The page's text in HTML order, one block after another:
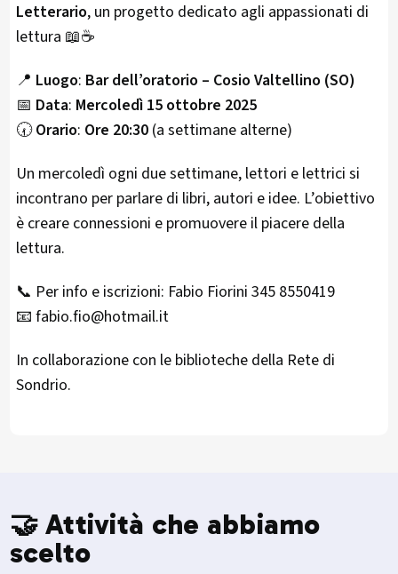
Letterario, un progetto dedicato agli appassionati di
lettura 📖☕
📍 Luogo: Bar dell’oratorio – Cosio Valtellino (SO)
📅 Data: Mercoledì 15 ottobre 2025
🕢Orario: Ore 20:30(a settimane alterne)
Un mercoledì ogni due settimane, lettori e lettrici si
incontrano per parlare di libri, autori e idee. L’obiettivo
è creare connessioni e promuovere il piacere della
lettura.
📞 Per info e iscrizioni: Fabio Fiorini 345 8550419
📧 fabio.fio@hotmail.it
In collaborazione con le biblioteche della Rete di
Sondrio.
🤝 Attività che abbiamo
scelto